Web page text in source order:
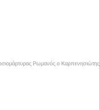
Ρωμανός ο Καρπενησιώτης